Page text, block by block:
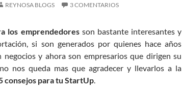
REYNOSA BLOGS 3 COMENTARIOS
los emprendedoresson bastante interesantes y
si son generados por quienes hace años
negocios y ahora son empresarios que dirigen su
nos queda mas que agradecer y llevarlos a la
consejos para tu StartUp.